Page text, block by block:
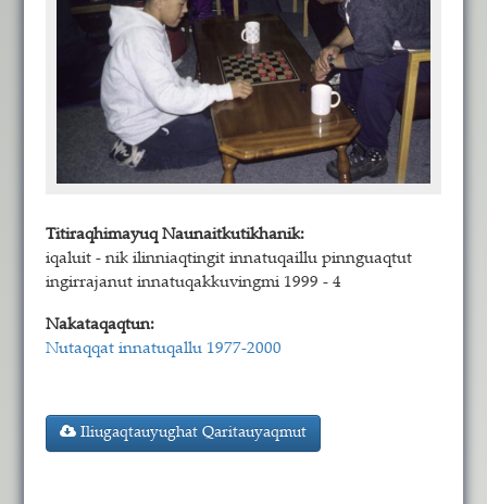
Titiraqhimayuq Naunaitkutikhanik:
iqaluit - nik ilinniaqtingit innatuqaillu pinnguaqtut
ingirrajanut innatuqakkuvingmi 1999 - 4
Nakataqaqtun:
Nutaqqat innatuqallu 1977-2000
Iliugaqtauyughat Qaritauyaqmut